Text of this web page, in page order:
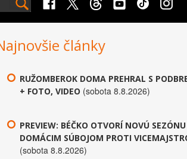
články
RUŽOMBEROK DOMA PREHRAL S
+ FOTO, VIDEO (sobota 8.8.2026)
PREVIEW: BÉČKO OTVORÍ NOVÚ SEZÓNU
DOMÁCIM SÚBOJOM PROTI
(sobota 8.8.2026)